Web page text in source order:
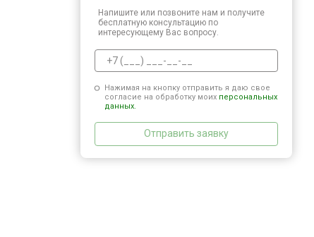
Напишите или позвоните нам и получите
бесплатную консультацию по
интересующему Вас вопросу.
Нажимая на кнопку отправить я даю свое
согласие на обработку моих персональных
данных.
Отправить заявку